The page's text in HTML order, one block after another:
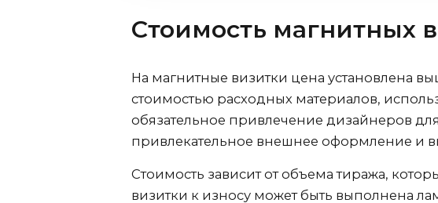
Стоимость магнитных
На магнитные визитки цена установлена
стоимостью расходных материалов,
обязательное привлечение дизайнеров
привлекательное внешнее оформление и
Стоимость зависит от объема тиража,
визитки к износу может быть выполнена